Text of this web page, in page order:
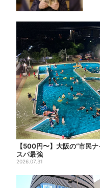
【500円〜】大阪の“市民
スパ最強
2026.07.31